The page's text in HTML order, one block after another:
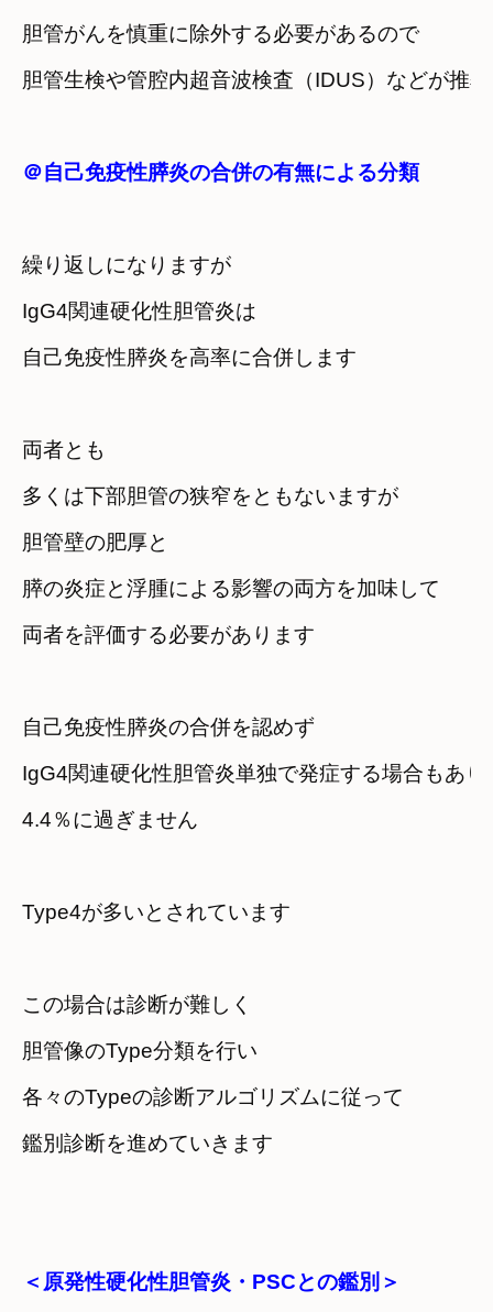
胆管がんを慎重に除外する必要があるので
胆管生検や管腔内超音波検査（IDUS）などが推
＠自己免疫性膵炎の合併の有無による分類
繰り返しになりますが
IgG4関連硬化性胆管炎は
自己免疫性膵炎を高率に合併します
両者とも
多くは下部胆管の狭窄をともないますが
胆管壁の肥厚と
膵の炎症と浮腫による影響の両方を加味して
両者を評価する必要があります
自己免疫性膵炎の合併を認めず
IgG4関連硬化性胆管炎単独で発症する場合もあり
Type4が多いとされています
この場合は診断が難しく
胆管像のType分類を行い
各々のTypeの診断アルゴリズムに従って
鑑別診断を進めていきます
＜原発性硬化性胆管炎・PSCとの鑑別＞